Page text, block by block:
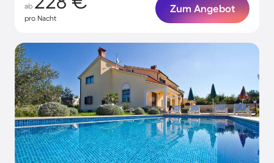
ab
pro Nacht
Zum Angebot